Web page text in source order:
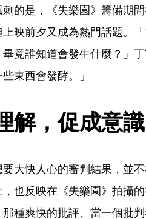
的是，《失樂園》籌備期
映前夕又成為熱門話題。
竟誰知道會發生什麼？」
東西會發酵。」
解，促成意
大快人心的審判結果，並
也反映在《失樂園》拍攝
種爽快的批評、當一個批